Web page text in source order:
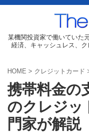
某機関投資家で働いていた
経済、キャッシュレス、
HOME > クレジットカード
携帯料金の
のクレジッ
門家が解説